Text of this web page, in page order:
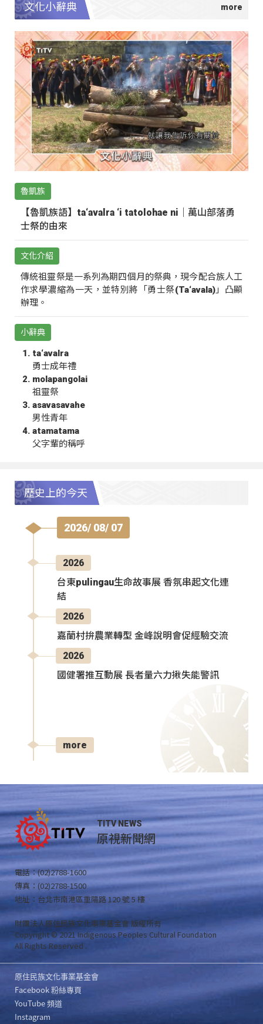
文化小辭典
魯凱族
【魯凱族語】ta‘avalra ‘i tatolohae ni｜萬山部落勇
士祭的由來
文化介紹
傳統祖靈祭是一系列為期四個月的祭典，現今配合族人工
作求學濃縮為一天，並特別將「勇士祭(Ta‘avala)」凸顯
辦理。
小辭典
ta‘avalra
勇士成年禮
molapangolai
祖靈祭
asavasavahe
男性青年
atamatama
父字輩的稱呼
歷史上的今天
2026/ 08/ 07
2026
台東pulingau生命故事展 香氛串起文化連
結
2026
嘉蘭村拚農業轉型 金峰說明會促經驗交流
2026
國健署推互動展 長者量六力揪失能警訊
more
TITV NEWS
原視新聞網
電話：(02)2788-1600
傳真：(02)2788-1500
地址：台北市南港區重陽路 120 號 5 樓
財團法人原住民族文化事業基金會 版權所有
Copyright © 2021 Indigenous Peoples Cultural Foundation
All Rights Reserved .
原住民族文化事業基金會
Facebook 粉絲專頁
YouTube 頻道
Instagram